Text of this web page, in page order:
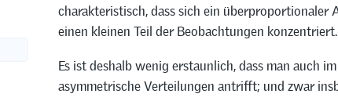
charakteristisch, dass sich ein überproportionaler
einen kleinen Teil der Beobachtungen konzentriert.
Es ist deshalb wenig erstaunlich, dass man auch
asymmetrische Verteilungen antrifft; und zwar